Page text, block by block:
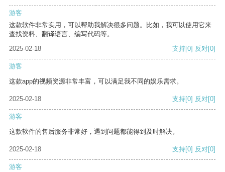
游客
这款软件非常实用，可以帮助我解决很多问题。比如，我可以使用它来
查找资料、翻译语言、编写代码等。
2025-02-18
支持[0] 反对[0]
游客
这款app的视频资源非常丰富，可以满足我不同的娱乐需求。
2025-02-18 支持[0] 反对[0]
游客
这款软件的售后服务非常好，遇到问题都能得到及时解决。
2025-02-18 支持[0] 反对[0]
游客